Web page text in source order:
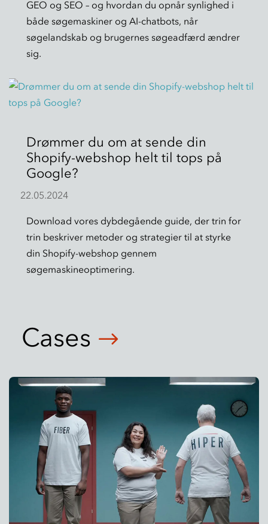
GEO og SEO – og hvordan du opnår synlighed i
både søgemaskiner og AI-chatbots, når
søgelandskab og brugernes søgeadfærd ændrer
sig.
Drømmer du om at sende din
Shopify-webshop helt til tops på
Google?
22.05.2024
Download vores dybdegående guide, der trin for
trin beskriver metoder og strategier til at styrke
din Shopify-webshop gennem
søgemaskineoptimering.
Cases